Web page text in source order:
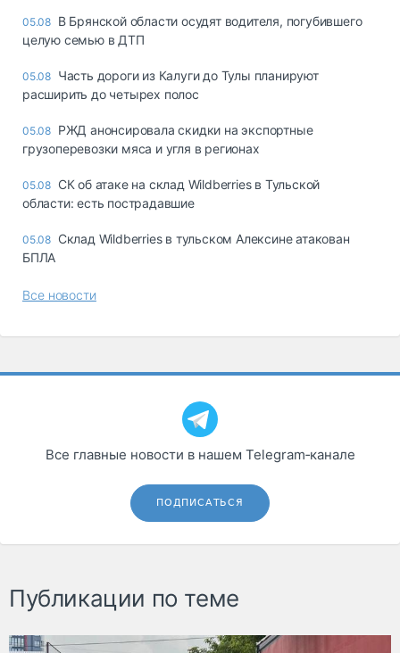
05.08 В Брянской области осудят водителя, погубившего
целую семью в ДТП
05.08 Часть дороги из Калуги до Тулы планируют
расширить до четырех полос
05.08 РЖД анонсировала скидки на экспортные
грузоперевозки мяса и угля в регионах
05.08 СК об атаке на склад Wildberries в Тульской
области: есть пострадавшие
05.08 Склад Wildberries в тульском Алексине атакован
БПЛА
Все новости
Все главные новости в нашем Telegram‑канале
ПОДПИСАТЬСЯ
Публикации по теме